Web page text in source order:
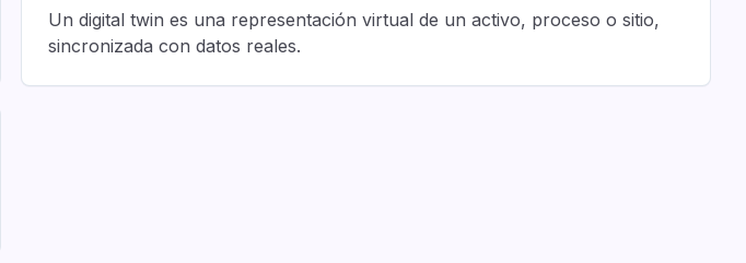
Un digital twin es una representación virtual de un activo, proceso o sitio,
sincronizada con datos reales.